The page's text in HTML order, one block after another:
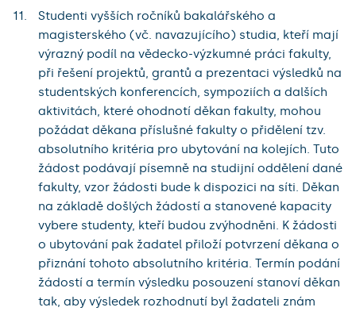
Studenti vyšších ročníků bakalářského a
magisterského (vč. navazujícího) studia, kteří mají
výrazný podíl na vědecko-výzkumné práci fakulty,
při řešení projektů, grantů a prezentaci výsledků na
studentských konferencích, sympoziích a dalších
aktivitách, které ohodnotí děkan fakulty, mohou
požádat děkana příslušné fakulty o přidělení tzv.
absolutního kritéria pro ubytování na kolejích. Tuto
žádost podávají písemně na studijní oddělení dané
fakulty, vzor žádosti bude k dispozici na síti. Děkan
na základě došlých žádostí a stanovené kapacity
vybere studenty, kteří budou zvýhodněni. K žádosti
o ubytování pak žadatel přiloží potvrzení děkana o
přiznání tohoto absolutního kritéria. Termín podání
žádostí a termín výsledku posouzení stanoví děkan
tak, aby výsledek rozhodnutí byl žadateli znám